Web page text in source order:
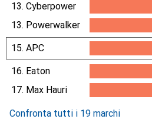
13. Cyberpower
13. Powerwalker
15. APC
16. Eaton
3.9%
17. Max Hauri
Confronta tutti i 19 marchi